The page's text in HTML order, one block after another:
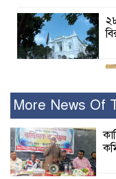
More News Of